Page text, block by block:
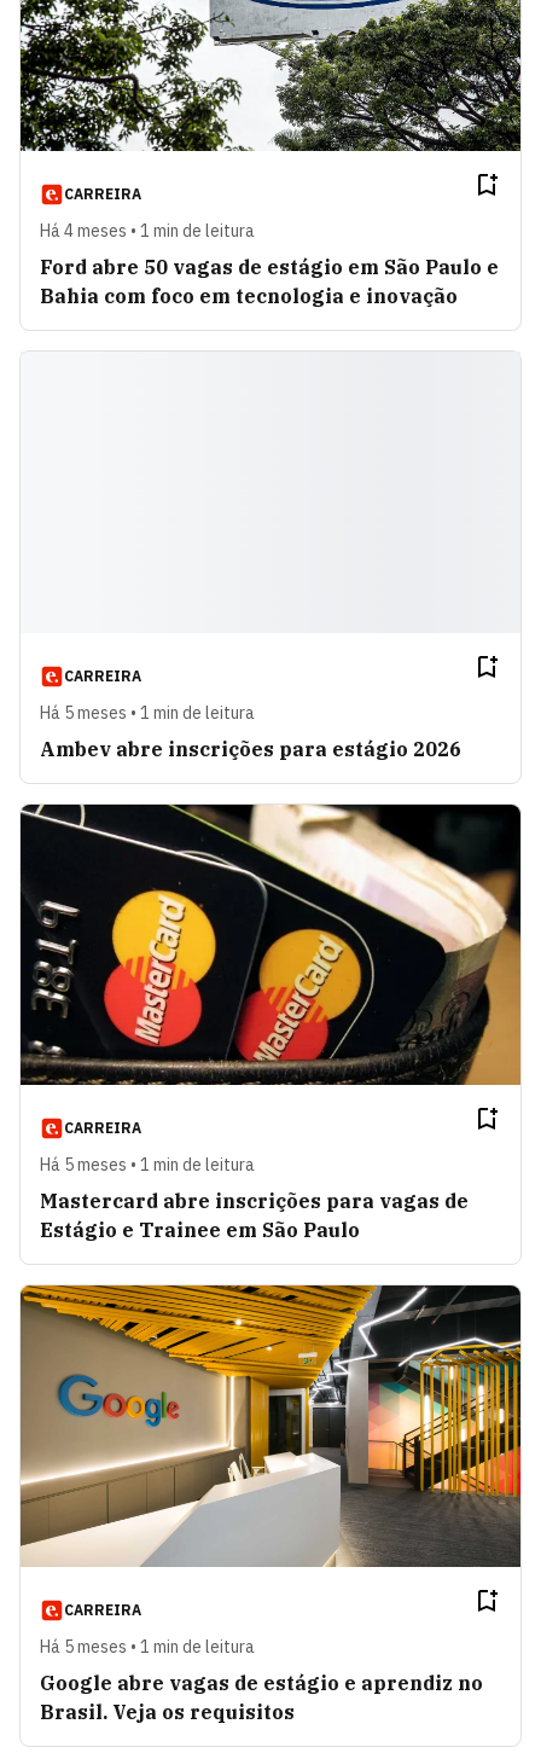
CARREIRA
Há 4 meses • 1 min de leitura
Ford abre 50 vagas de estágio em São Paulo e
Bahia com foco em tecnologia e inovação
CARREIRA
Há 5 meses • 1 min de leitura
Ambev abre inscrições para estágio 2026
CARREIRA
Há 5 meses • 1 min de leitura
Mastercard abre inscrições para vagas de
Estágio e Trainee em São Paulo
CARREIRA
Há 5 meses • 1 min de leitura
Google abre vagas de estágio e aprendiz no
Brasil. Veja os requisitos